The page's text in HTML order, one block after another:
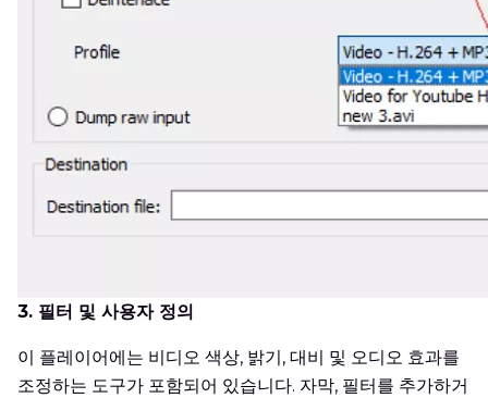
3. 필터 및 사용자 정의
이 플레이어에는 비디오 색상, 밝기, 대비 및 오디오 효과를
조정하는 도구가 포함되어 있습니다. 자막, 필터를 추가하거